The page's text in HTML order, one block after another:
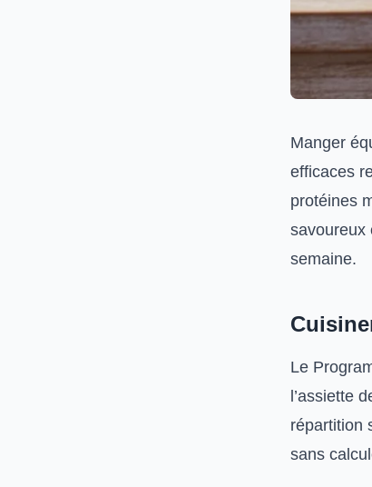
Manger
efficaces
protéines
savoureux
semaine.
Le
l’assiette
répartition
sans